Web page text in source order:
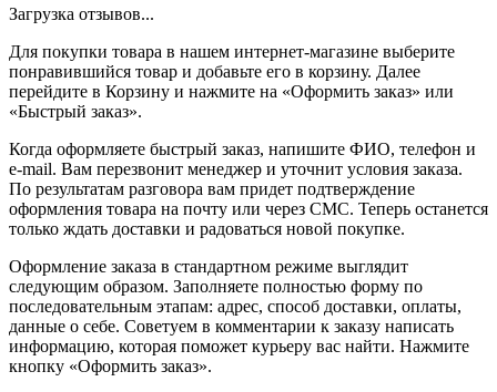
Загрузка отзывов...
Для покупки товара в нашем интернет-магазине выберите
понравившийся товар и добавьте его в корзину. Далее
перейдите в Корзину и нажмите на «Оформить заказ» или
«Быстрый заказ».
Когда оформляете быстрый заказ, напишите ФИО, телефон и
e-mail. Вам перезвонит менеджер и уточнит условия заказа.
По результатам разговора вам придет подтверждение
оформления товара на почту или через СМС. Теперь останется
только ждать доставки и радоваться новой покупке.
Оформление заказа в стандартном режиме выглядит
следующим образом. Заполняете полностью форму по
последовательным этапам: адрес, способ доставки, оплаты,
данные о себе. Советуем в комментарии к заказу написать
информацию, которая поможет курьеру вас найти. Нажмите
кнопку «Оформить заказ».